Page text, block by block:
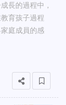
長的過程中，
育孩子過程
庭成員的感